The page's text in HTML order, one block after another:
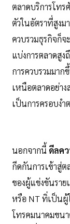
ตลาดบริการโท
ตัวในอัตราที่สูง
ควบรวมธุรกิจก็
แบ่งการตลาดสูง
การควบรวมมา
เหนือตลาดอย่า
เป็นการครอบงำ
นอกจากนี้ ดีลค
กีดกันการเข้าสู่ต
ของผู้แข่งขันรา
หรือ NT ทิ่เป็นผู้
โทรคมนาคมขน